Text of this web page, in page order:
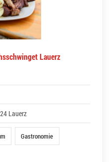
Lauerz
Lauerz
Gastronomie